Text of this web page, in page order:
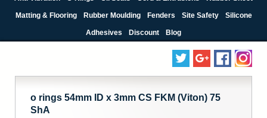
Matting & Flooring Rubber Moulding Fenders Site Safety Silicone
Adhesives Discount Blog
o rings 54mm ID x 3mm CS FKM (Viton) 75
ShA